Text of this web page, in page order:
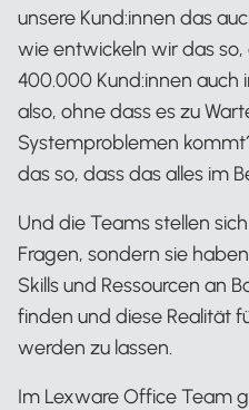
unsere Kund:innen das
wie entwickeln wir das
400.000 Kund:innen auch
also, ohne dass es zu
Systemproblemen
das so, dass das alles im
Und die Teams stellen
Fragen, sondern sie
Skills und Ressourcen an
finden und diese Realität
werden zu lassen.
Im Lexware Office Team